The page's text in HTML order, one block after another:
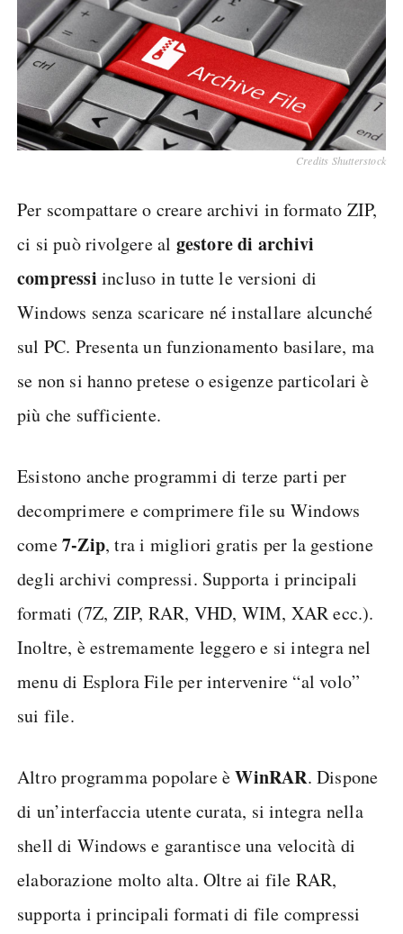
Credits Shutterstock
Per scompattare o creare archivi in formato ZIP,
ci si può rivolgere al gestore di archivi
compressi incluso in tutte le versioni di
Windows senza scaricare né installare alcunché
sul PC. Presenta un funzionamento basilare, ma
se non si hanno pretese o esigenze particolari è
più che sufficiente.
Esistono anche programmi di terze parti per
decomprimere e comprimere file su Windows
come7-Zip, tra i migliori gratis per la gestione
degli archivi compressi. Supporta i principali
formati (7Z, ZIP, RAR, VHD, WIM, XAR ecc.).
Inoltre, è estremamente leggero e si integra nel
menu di Esplora File per intervenire “al volo”
sui file.
Altro programma popolare èWinRAR. Dispone
di un’interfaccia utente curata, si integra nella
shell di Windows e garantisce una velocità di
elaborazione molto alta. Oltre ai file RAR,
supporta i principali formati di file compressi